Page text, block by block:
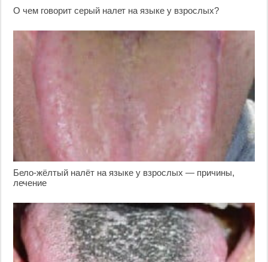
О чем говорит серый налет на языке у взрослых?
Бело-жёлтый налёт на языке у взрослых — причины,
лечение